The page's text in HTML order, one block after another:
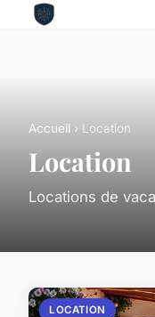
Accueil › Location
Location
Locations de
LOCATION